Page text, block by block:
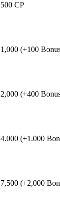
500 CP
1,000 (+100
2,000 (+400
4.000 (+1.000
7,500 (+2,000